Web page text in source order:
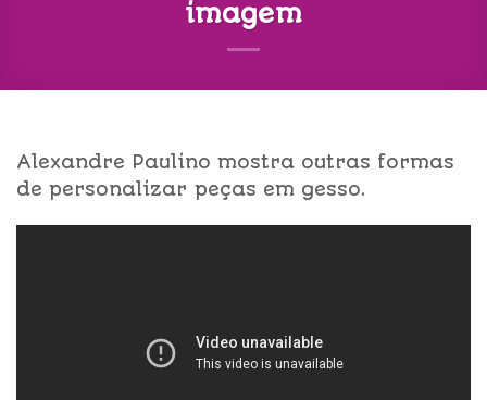
imagem
Alexandre Paulino mostra outras formas
de personalizar peças em gesso.